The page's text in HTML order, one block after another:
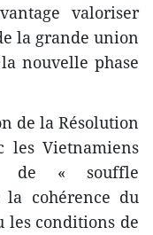
valoriser
la grande union
nouvelle phase
de la Résolution
les Vietnamiens
de « souffle
cohérence du
les conditions de